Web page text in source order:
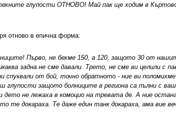
глупости ОТНОВО! Май пак ще ходим в Къртово
отново в епична форма:
Първо, не бехме 150, а 120, защото 30 от
задна не сме давали. Трето, не сме ви целили с
от бой, точно обратното - ние ви
глупости защото болниците в региона са пълни с
дето не лежаха в комоцио на тревата де. А ние
те докараха. Те даже един танк докараха, ама вие